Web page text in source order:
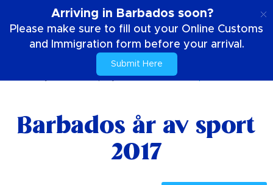
Arriving in Barbados soon?
Please make sure to fill out your Online Customs
and Immigration form before your arrival.
Submit Here
Nyheter & Kampanjer Barbados år av sport 2017
Barbados år av sport
2017